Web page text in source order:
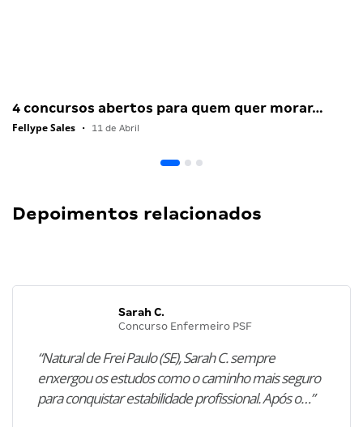
4 concursos abertos para quem quer morar…
Fellype Sales • 11 de Abril
Depoimentos relacionados
Sarah C.
Concurso Enfermeiro PSF
“Natural de Frei Paulo (SE), Sarah C. sempre
enxergou os estudos como o caminho mais seguro
para conquistar estabilidade profissional. Após o…”